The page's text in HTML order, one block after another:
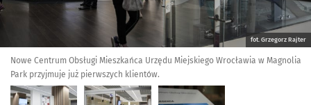
fot. Grzegorz Rajter
Nowe Centrum Obsługi Mieszkańca Urzędu Miejskiego Wrocławia w Magnolia
Park przyjmuje już pierwszych klientów.